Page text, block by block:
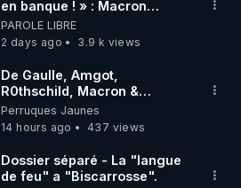
en banque ! » : Macron
impose une loi folle !
PAROLE LIBRE
2 days ago
3.9 k views
De Gaulle, Amgot,
R0thschild, Macron &
Pompidou… Macron Claude
Janvier, GPTV, 18 X 2024
Perruques Jaunes
14 hours ago
437 views
Dossier séparé - La "langue
de feu" a "Biscarrosse".